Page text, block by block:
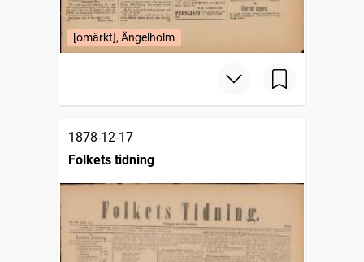
[omärkt], Ängelholm
1878-12-17
Folkets tidning